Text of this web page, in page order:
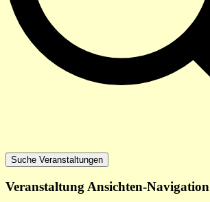
Suche Veranstaltungen
Veranstaltung Ansichten-Navigation